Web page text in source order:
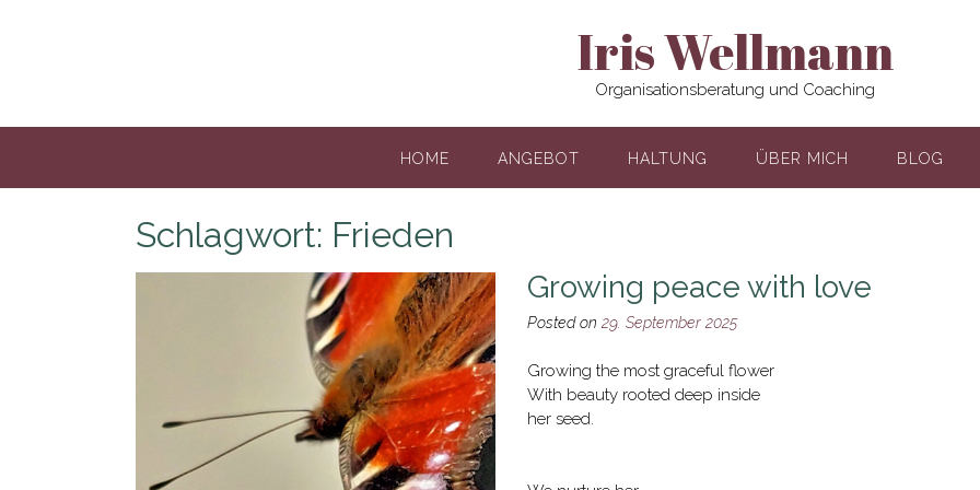
Iris Wellmann
Organisationsberatung und Coaching
HOME ANGEBOT HALTUNG ÜBER MICH BLOG
Schlagwort: Frieden
Growing peace with love
Posted on29. September 2025
Growing the most graceful flower
With beauty rooted deep inside
her seed.